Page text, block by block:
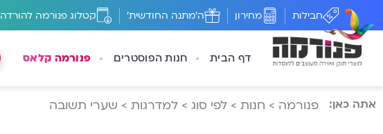
חבילות מחירון ה'מתנה החודשית' קטלוג פנורמה להורדה
דף הבית חנות הפוסטרים פנורמה קלאס
אתה כאן: פנורמה > חנות > לפי סוג > למדרגות > שערי תשובה